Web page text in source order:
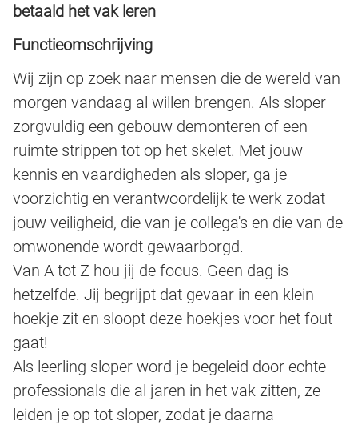
betaald het vak leren
Functieomschrijving
Wij zijn op zoek naar mensen die de wereld van
morgen vandaag al willen brengen. Als sloper
zorgvuldig een gebouw demonteren of een
ruimte strippen tot op het skelet. Met jouw
kennis en vaardigheden als sloper, ga je
voorzichtig en verantwoordelijk te werk zodat
jouw veiligheid, die van je collega's en die van de
omwonende wordt gewaarborgd.
Van A tot Z hou jij de focus. Geen dag is
hetzelfde. Jij begrijpt dat gevaar in een klein
hoekje zit en sloopt deze hoekjes voor het fout
gaat!
Als leerling sloper word je begeleid door echte
professionals die al jaren in het vak zitten, ze
leiden je op tot sloper, zodat je daarna